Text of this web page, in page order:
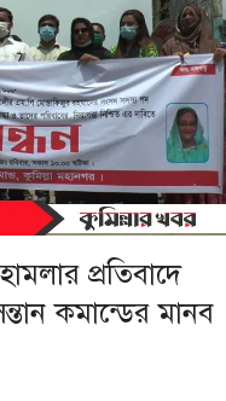
প্রতিবাদে
কমান্ডের মানব